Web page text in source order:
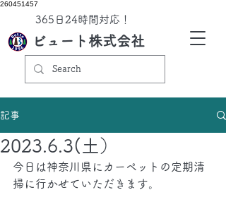
260451457
ビュート株式会社
​365日24時間対応！
記事
2023.6.3(土）
今日は神奈川県にカーペットの定期清
掃に行かせていただきます。